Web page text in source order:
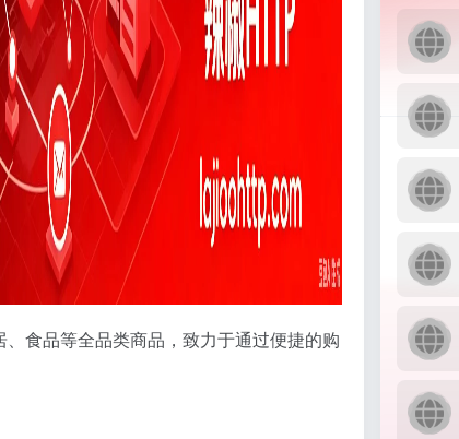
食品等全品类商品，致力于通过便捷的购